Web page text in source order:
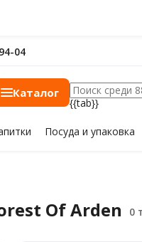
04
Каталог
{{tab}}
Посуда и упаковка
Of Arden